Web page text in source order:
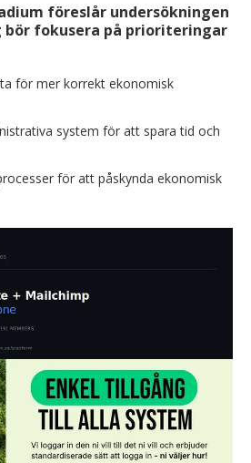
föreslår undersökningen
fokusera på prioriteringar
för mer korrekt ekonomisk
system för att spara tid och
för att påskynda ekonomisk